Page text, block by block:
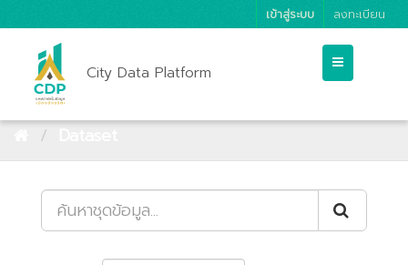
เข้าสู่ระบบ ลงทะเบียน
City Data Platform